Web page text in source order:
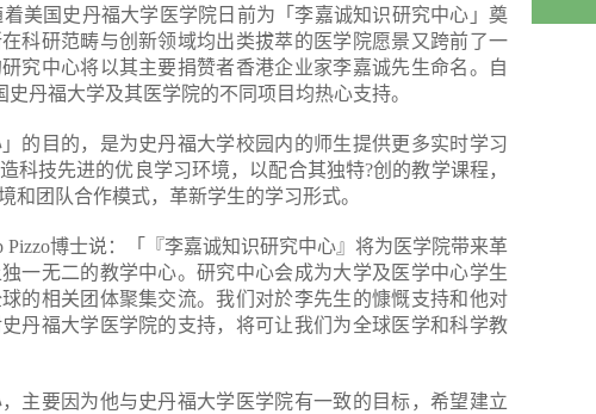
美国史丹福大学医学院日前为「李嘉诚知识研究中心」奠
科研范畴与创新领域均出类拔萃的医学院愿景又跨前了一
究中心将以其主要捐赞者香港企业家李嘉诚先生命名。自
丹福大学及其医学院的不同项目均热心支持。
的目的，是为史丹福大学校园内的师生提供更多实时学习
科技先进的优良学习环境，以配合其独特?创的教学课程，
和团队合作模式，革新学生的学习形式。
Pizzo博士说：「『李嘉诚知识研究中心』将为医学院带来革
一无二的教学中心。研究中心会成为大学及医学中心学生
的相关团体聚集交流。我们对於李先生的慷慨支持和他对
丹福大学医学院的支持，将可让我们为全球医学和科学教
主要因为他与史丹福大学医学院有一致的目标，希望建立